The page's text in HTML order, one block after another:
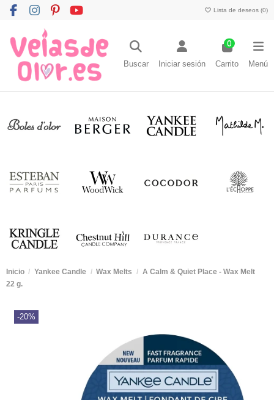
Lista de deseos (0)
Buscar Iniciar sesión
0
Carrito Menú
Inicio Yankee Candle Wax Melts
A Calm & Quiet Place - Wax Melt
22 g.
-20%